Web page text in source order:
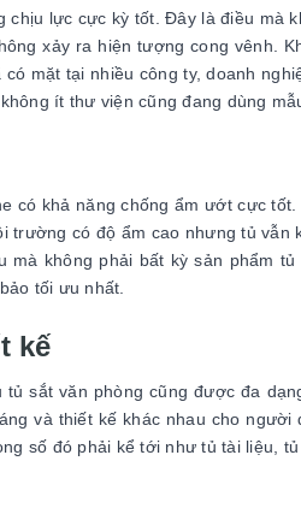
chịu lực cực kỳ tốt. Đây là điều mà
xảy ra hiện tượng cong vênh.
mặt tại nhiều công ty, doanh
ít thư viện cũng đang dùng
có khả năng chống ẩm ướt cực
trường có độ ẩm cao nhưng tủ
mà không phải bất kỳ sản phẩm
tối ưu nhất.
kế
sắt văn phòng cũng được đa
và thiết kế khác nhau cho
số đó phải kể tới như tủ tài liệu,